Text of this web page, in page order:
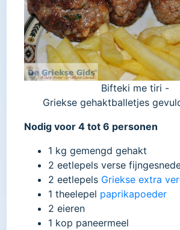
Bifteki me tiri -
Griekse gehaktballetjes
Nodig voor 4 tot 6 personen
1 kg gemengd gehakt
2 eetlepels verse
2 eetlepels Griekse extra
1 theelepel paprikapoeder
2 eieren
1 kop paneermeel